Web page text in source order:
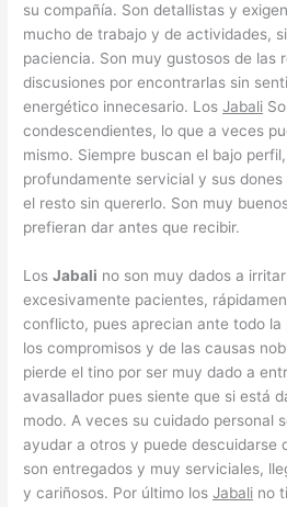
su compañía. Son detallistas y
mucho de trabajo y de actividades,
paciencia. Son muy gustosos de las
discusiones por encontrarlas sin
energético innecesario. LosJabali
condescendientes, lo que a veces
mismo. Siempre buscan el bajo
profundamente servicial y sus
el resto sin quererlo. Son muy
prefieran dar antes que recibir.
LosJabali no son muy dados a
excesivamente pacientes,
conflicto, pues aprecian ante todo la
los compromisos y de las causas
pierde el tino por ser muy dado a
avasallador pues siente que si está
modo. A veces su cuidado personal
ayudar a otros y puede descuidarse
son entregados y muy serviciales,
y cariñosos. Por último losJabali no